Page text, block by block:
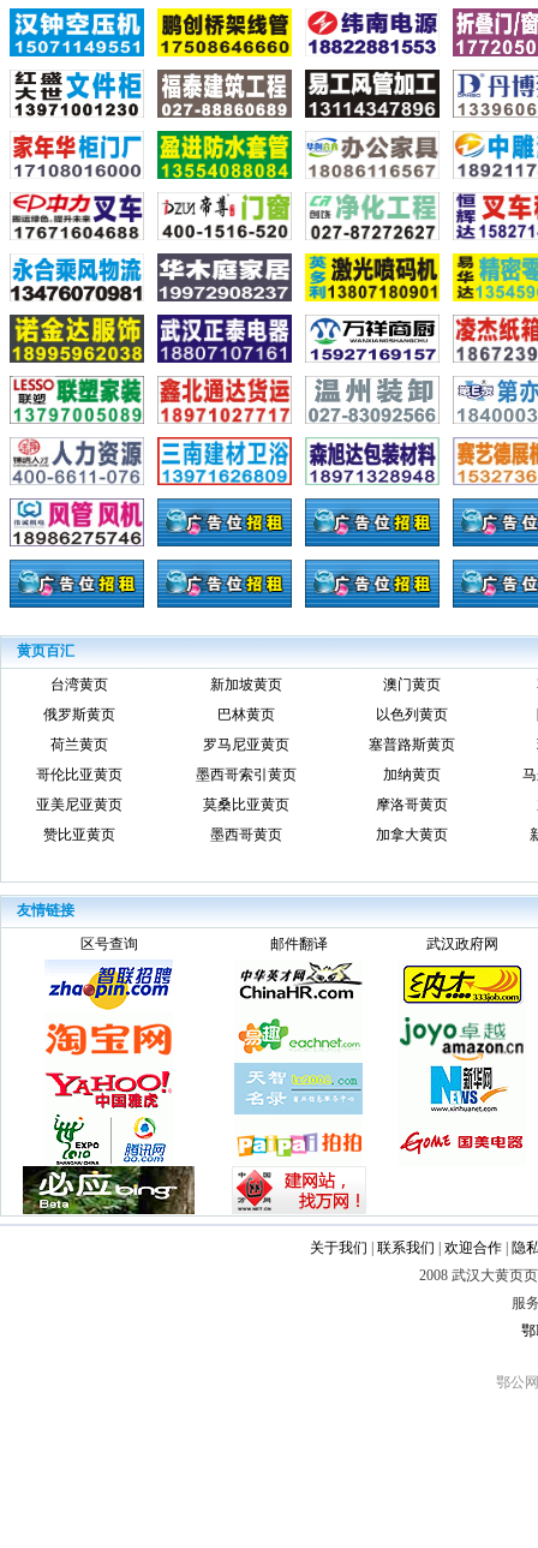
黄页百汇
台湾黄页
新加坡黄页 澳门黄页
俄罗斯黄页
巴林黄页 以色列黄页
荷兰黄页
罗马尼亚黄页 塞普路斯黄页
哥伦比亚黄页
墨西哥索引黄页 加纳黄页
亚美尼亚黄页
莫桑比亚黄页 摩洛哥黄页
赞比亚黄页
墨西哥黄页 加拿大黄页
友情链接
区号查询
邮件翻译 武汉政府网
关于我们 联系我们 欢迎合作
隐
2008 武汉大黄页
服
鄂
鄂公